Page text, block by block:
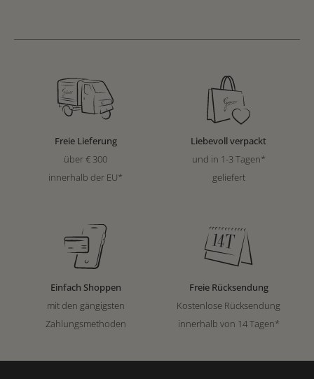
Freie Lieferung
über € 300
innerhalb der EU*
Liebevoll verpackt
und in 1-3 Tagen*
geliefert
Einfach Shoppen
mit den gängigsten
Zahlungsmethoden
Freie Rücksendung
Kostenlose Rücksendung
innerhalb von 14 Tagen*